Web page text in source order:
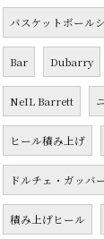
バスケットボール
Bar Dubarry
NeIL Barrett
ヒール積み上げ
ドルチェ・ガッバ
積み上げヒール